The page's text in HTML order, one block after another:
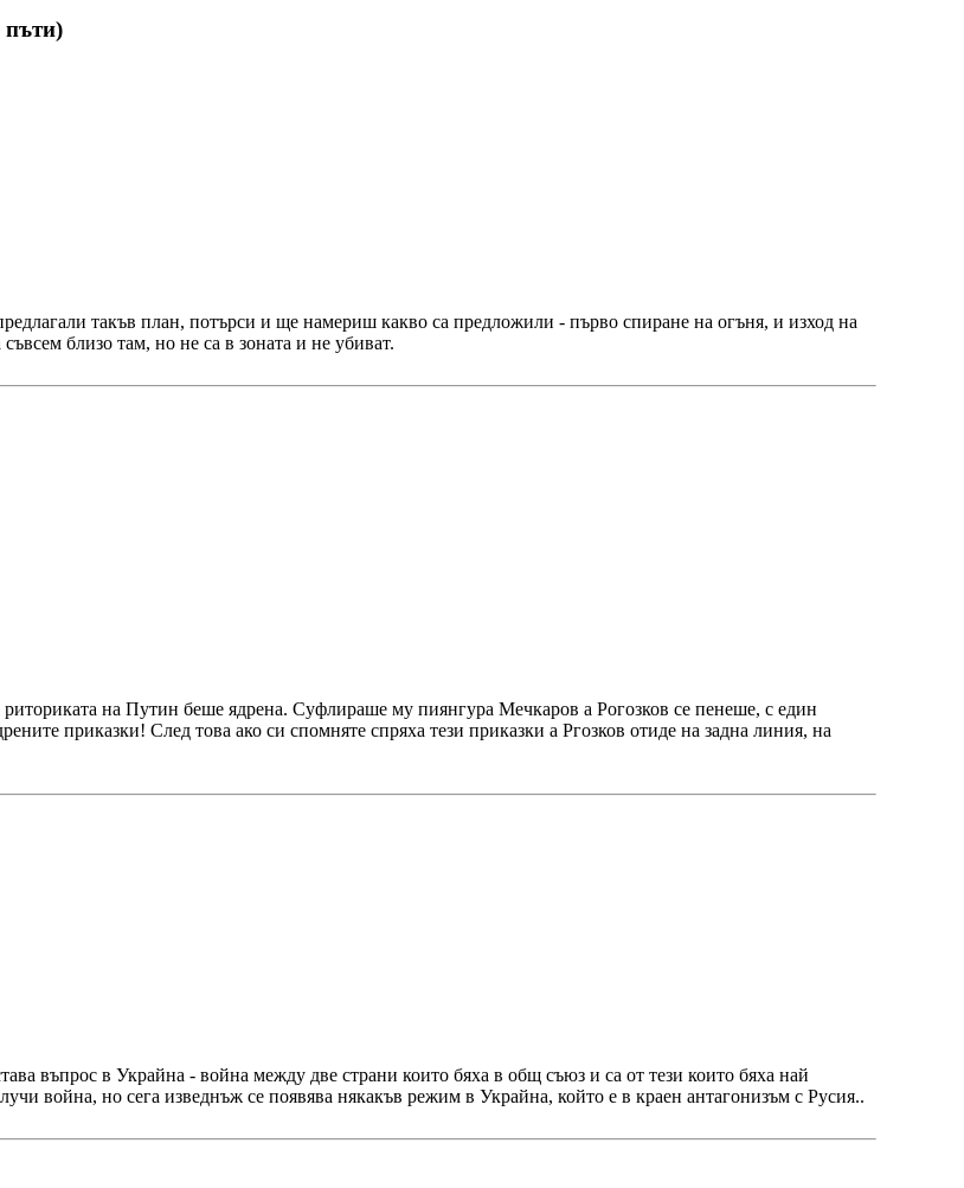
пъти)
такъв план, потърси и ще намериш какво са предложили - първо спиране на огъня, и изход на
близо там, но не са в зоната и не убиват.
на Путин беше ядрена. Суфлираше му пиянгура Мечкаров а Рогозков се пенеше, с един
приказки! След това ако си спомняте спряха тези приказки а Ргозков отиде на задна линия, на
въпрос в Украйна - война между две страни които бяха в общ съюз и са от тези които бяха най
война, но сега изведнъж се появява някакъв режим в Украйна, който е в краен антагонизъм с Русия..